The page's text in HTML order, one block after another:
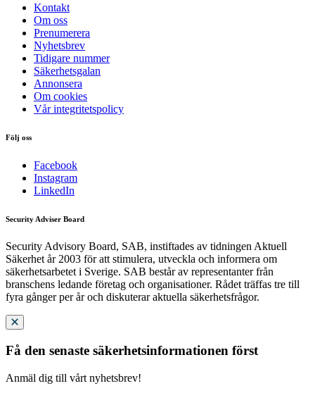
Kontakt
Om oss
Prenumerera
Nyhetsbrev
Tidigare nummer
Säkerhetsgalan
Annonsera
Om cookies
Vår integritetspolicy
Följ oss
Facebook
Instagram
LinkedIn
Security Adviser Board
Security Advisory Board, SAB, instiftades av tidningen Aktuell
Säkerhet år 2003 för att stimulera, utveckla och informera om
säkerhetsarbetet i Sverige. SAB består av representanter från
branschens ledande företag och organisationer. Rådet träffas tre till
fyra gånger per år och diskuterar aktuella säkerhetsfrågor.
Få den senaste säkerhetsinformationen först
Anmäl dig till vårt nyhetsbrev!